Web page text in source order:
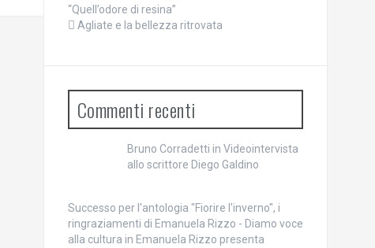
“Quell’odore di resina”
Agliate e la bellezza ritrovata
Commenti recenti
Bruno Corradetti in Videointervista
allo scrittore Diego Galdino
Successo per l'antologia "Fiorire l'inverno", i
ringraziamenti di Emanuela Rizzo - Diamo voce
alla cultura in Emanuela Rizzo presenta